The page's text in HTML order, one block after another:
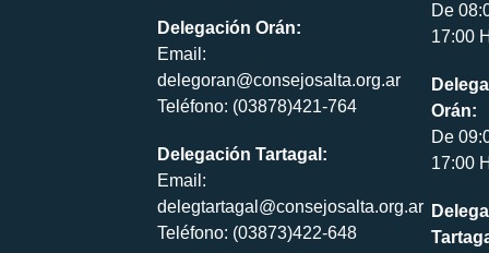
Delegación Orán:
Email:
delegoran@consejosalta.org.ar
Teléfono: (03878)421-764
Delegación Tartagal:
Email:
delegtartagal@consejosalta.org.ar
Teléfono: (03873)422-648
De
17:00
Orán:
De
17:00